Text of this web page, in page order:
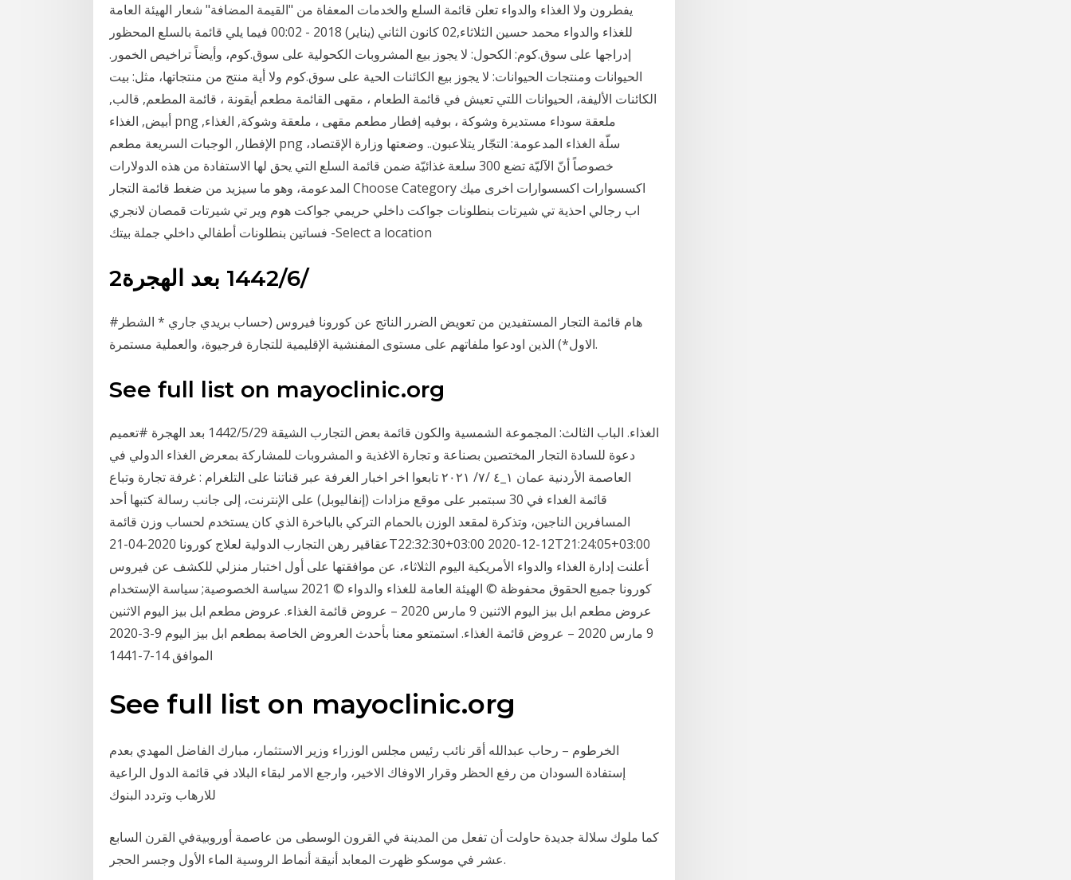
يفطرون ولا الغذاء والدواء تعلن قائمة السلع والخدمات المعفاة من "القيمة المضافة" شعار الهيئة العامة
للغذاء والدواء محمد حسين الثلاثاء,02 كانون الثاني (يناير) 2018 - 00:02 فيما يلي قائمة بالسلع المحظور
إدراجها على سوق.كوم: الكحول: لا يجوز بيع المشروبات الكحولية على سوق.كوم، وأيضاً تراخيص الخمور.
الحيوانات ومنتجات الحيوانات: لا يجوز بيع الكائنات الحية على سوق.كوم ولا أية منتج من منتجاتها، مثل: بيت
الكائنات الأليفة، الحيوانات اللتي تعيش في قائمة الطعام ، مقهى القائمة مطعم أيقونة ، قائمة المطعم, قالب,
أبيض, الغذاء png ملعقة سوداء مستديرة وشوكة ، بوفيه إفطار مطعم مقهى ، ملعقة وشوكة, الغذاء,
الإفطار, الوجبات السريعة مطعم png سلّة الغذاء المدعومة: التجّار يتلاعبون.. وضعتها وزارة الإقتصاد،
خصوصاً أنّ الآليّة تضع 300 سلعة غذائيّة ضمن قائمة السلع التي يحق لها الاستفادة من هذه الدولارات
المدعومة، وهو ما سيزيد من ضغط قائمة التجار Choose Category اكسسوارات اكسسوارات اخرى ميك
اب رجالي احذية تي شيرتات بنطلونات جواكت داخلي حريمي جواكت هوم وير تي شيرتات قمصان لانجري
فساتين بنطلونات أطفالي داخلي جملة بيتك -Select a location
2‏‏/6‏‏/1442 بعد الهجرة
#هام قائمة التجار المستفيدين من تعويض الضرر الناتج عن كورونا فيروس (حساب بريدي جاري * الشطر
الاول*) الذين اودعوا ملفاتهم على مستوى المفنشية الإقليمية للتجارة فرجيوة، والعملية مستمرة.
See full list on mayoclinic.org
الغذاء. الباب الثالث: المجموعة الشمسية والكون قائمة بعض التجارب الشيقة 29‏‏/5‏‏/1442 بعد الهجرة #تعميم
دعوة للسادة التجار المختصين بصناعة و تجارة الاغذية و المشروبات للمشاركة بمعرض الغذاء الدولي في
العاصمة الأردنية عمان ١_٤ /٧/ ٢٠٢١ تابعوا اخر اخبار الغرفة عبر قناتنا على التلغرام : غرفة تجارة وتباع
قائمة الغداء في 30 سبتمبر على موقع مزادات (إنفاليوبل) على الإنترنت، إلى جانب رسالة كتبها أحد
المسافرين الناجين، وتذكرة لمقعد الوزن بالحمام التركي بالباخرة الذي كان يستخدم لحساب وزن قائمة
عقاقير رهن التجارب الدولية لعلاج كورونا 2020-04-21T22:32:30+03:00 2020-12-12T21:24:05+03:00
أعلنت إدارة الغذاء والدواء الأمريكية اليوم الثلاثاء، عن موافقتها على أول اختبار منزلي للكشف عن فيروس
كورونا جميع الحقوق محفوظة © الهيئة العامة للغذاء والدواء © 2021 سياسة الخصوصية; سياسة الإستخدام
عروض مطعم ابل بيز اليوم الاثنين 9 مارس 2020 – عروض قائمة الغذاء. عروض مطعم ابل بيز اليوم الاثنين
9 مارس 2020 – عروض قائمة الغذاء. استمتعو معنا بأحدث العروض الخاصة بمطعم ابل بيز اليوم 9-3-2020
الموافق 14-7-1441
See full list on mayoclinic.org
الخرطوم – رحاب عبدالله أقر نائب رئيس مجلس الوزراء وزير الاستثمار، مبارك الفاضل المهدي بعدم
إستفادة السودان من رفع الحظر وقرار الاوفاك الاخير، وارجع الامر لبقاء البلاد في قائمة الدول الراعية
للارهاب وتردد البنوك
كما ملوك سلالة جديدة حاولت أن تفعل من المدينة في القرون الوسطى من عاصمة أوروبيةفي القرن السابع
عشر في موسكو ظهرت المعابد أنيقة أنماط الروسية الماء الأول وجسر الحجر.